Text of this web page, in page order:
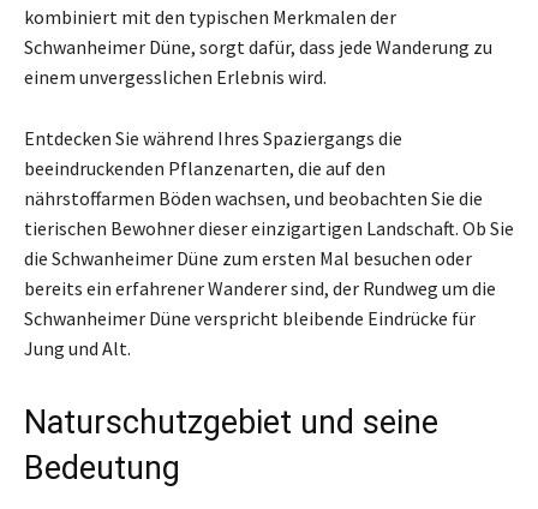
kombiniert mit den typischen Merkmalen der
Schwanheimer Düne, sorgt dafür, dass jede Wanderung zu
einem unvergesslichen Erlebnis wird.
Entdecken Sie während Ihres Spaziergangs die
beeindruckenden Pflanzenarten, die auf den
nährstoffarmen Böden wachsen, und beobachten Sie die
tierischen Bewohner dieser einzigartigen Landschaft. Ob Sie
die Schwanheimer Düne zum ersten Mal besuchen oder
bereits ein erfahrener Wanderer sind, der Rundweg um die
Schwanheimer Düne verspricht bleibende Eindrücke für
Jung und Alt.
Naturschutzgebiet und seine
Bedeutung